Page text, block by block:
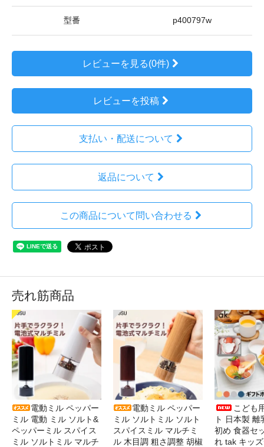
型番 p400797w
レビューを見る(0件)
レビューを投稿
支払い・配送について
返品について
この商品について問い合わせる
売れ筋商品
電動ミル ペッパー
ミル 電動 ミル ソルト&
ペッパーミル スパイス
ミル ソルトミル マルチ
電動ミル ペッパー
ミル ソルトミル ソルト
スパイスミル マルチミ
ル 木目調 粗さ調整 胡椒
こども
ト 日本製
初め 食器セ
れ tak キッ